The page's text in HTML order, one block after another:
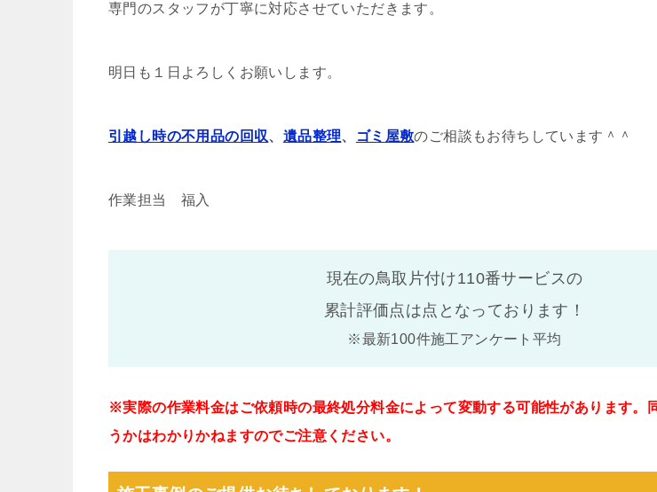
専門のスタッフが丁寧に対応させていただきます。
明日も１日よろしくお願いします。
引越し時の不用品の回収、 遺品整理、 ゴミ屋敷のご相談もお待ちしています＾＾
作業担当 福入
現在の鳥取片付け110番サービスの
累計評価点は点となっております！
※最新100件施工アンケート平均
※実際の作業料金はご依頼時の最終処分料金によって変動する可能性があります。
うかはわかりかねますのでご注意ください。